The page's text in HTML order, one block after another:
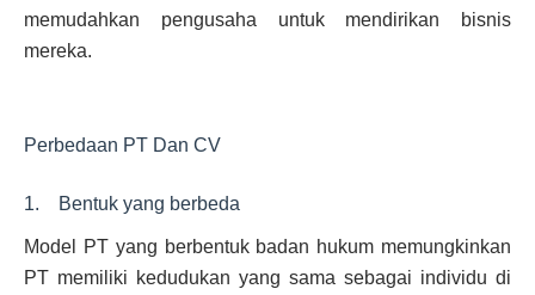
memudahkan pengusaha untuk mendirikan bisnis
mereka.
Perbedaan PT Dan CV
1. Bentuk yang berbeda
Model PT yang berbentuk badan hukum memungkinkan
PT memiliki kedudukan yang sama sebagai individu di